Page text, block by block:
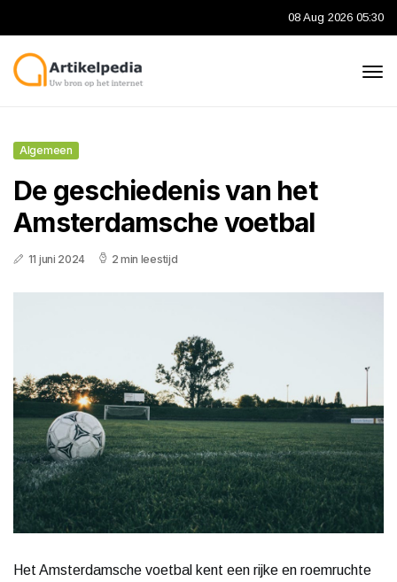
08 Aug 2026 05:30
Algemeen
De geschiedenis van het
Amsterdamsche voetbal
11 juni 2024 2 min leestijd
Het Amsterdamsche voetbal kent een rijke en roemruchte